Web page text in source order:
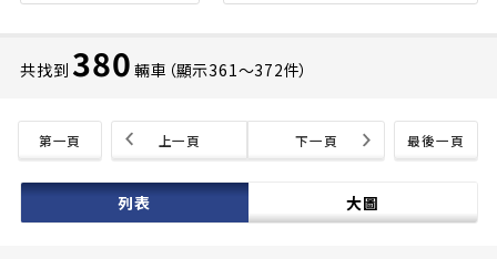
共找到 380 輛車（顯示361〜372件）
第一頁 最後一頁
上一頁 下一頁
列表 大圖